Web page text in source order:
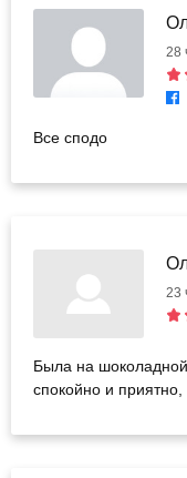
28
Все сподо
23
Была на
спокойно и